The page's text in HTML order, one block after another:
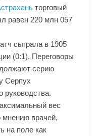
торговый
равен 220 млн 057
сыграла в 1905
(0:1). Переговоры
серию
Серпух
руководства.
вес
мнению врачей,
на поле как